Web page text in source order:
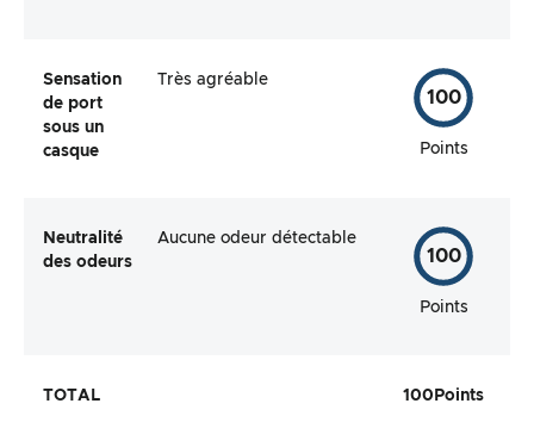
Sensation
de port
sous un
casque
Très agréable
100
Points
Neutralité
des odeurs
Aucune odeur détectable
100
Points
TOTAL 100 Points